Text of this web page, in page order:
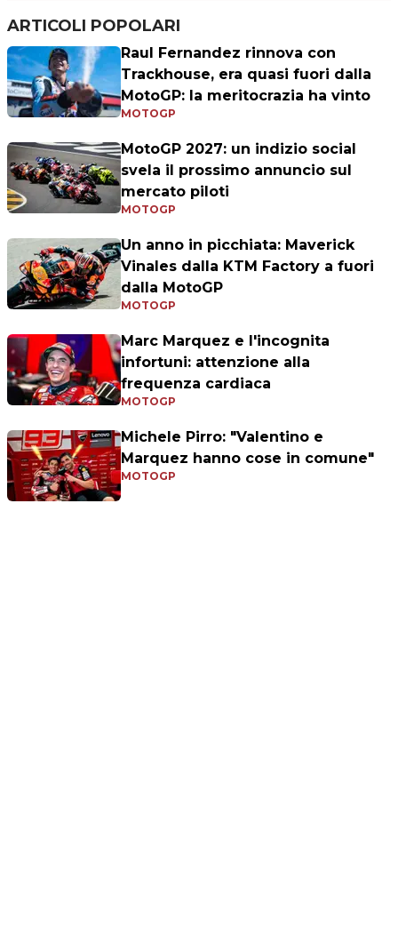
ARTICOLI POPOLARI
Raul Fernandez rinnova con
Trackhouse, era quasi fuori dalla
MotoGP: la meritocrazia ha vinto
MOTOGP
MotoGP 2027: un indizio social
svela il prossimo annuncio sul
mercato piloti
MOTOGP
Un anno in picchiata: Maverick
Vinales dalla KTM Factory a fuori
dalla MotoGP
MOTOGP
Marc Marquez e l'incognita
infortuni: attenzione alla
frequenza cardiaca
MOTOGP
Michele Pirro: "Valentino e
Marquez hanno cose in comune"
MOTOGP